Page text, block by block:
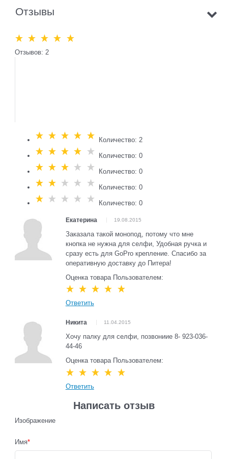
Отзывы
Отзывов: 2
Количество: 2
Количество: 0
Количество: 0
Количество: 0
Количество: 0
Екатерина 19.08.2015
Заказала такой монопод, потому что мне
кнопка не нужна для селфи, Удобная ручка и
сразу есть для GoPro крепление. Спасибо за
оперативную доставку до Питера!
Оценка товара Пользователем:
Ответить
Никита 11.04.2015
Хочу палку для селфи, позвониие 8- 923-036-
44-46
Оценка товара Пользователем:
Ответить
Написать отзыв
Изображение
Имя